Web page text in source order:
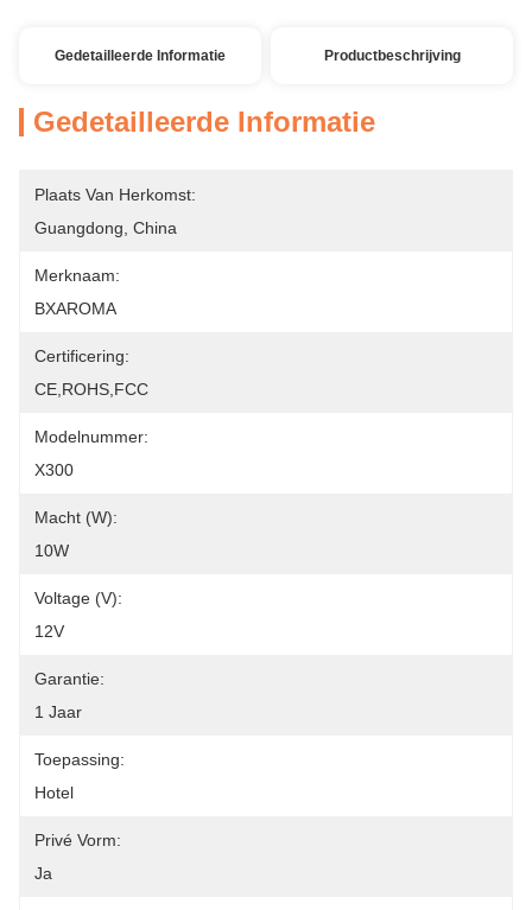
Gedetailleerde Informatie Productbeschrijving
Gedetailleerde Informatie
Plaats Van Herkomst:
Guangdong, China
Merknaam:
BXAROMA
Certificering:
CE,ROHS,FCC
Modelnummer:
X300
Macht (w):
10W
Voltage (v):
12V
Garantie:
1 Jaar
Toepassing:
Hotel
Privé Vorm:
Ja